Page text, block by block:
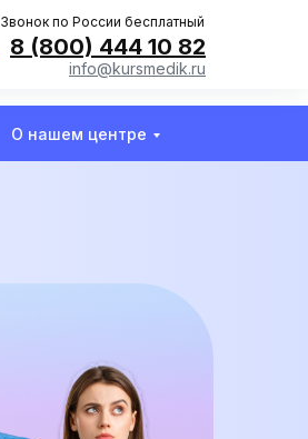
info@kursmedik.ru
8 (800) 444 10 82
Звонок по России бесплатный
О нашем центре